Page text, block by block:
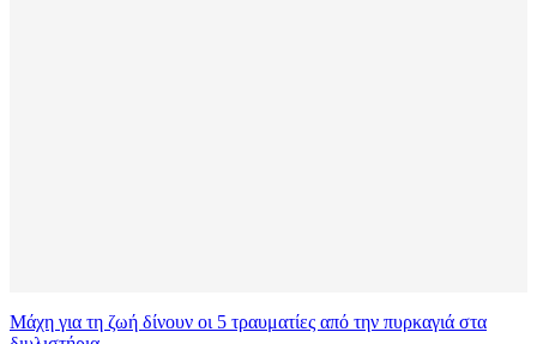
Μάχη για τη ζωή δίνουν οι 5 τραυματίες από την πυρκαγιά στα